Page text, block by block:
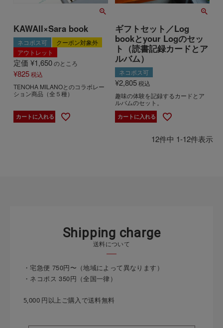
KAWAII×Sara book
ネコポス可
クーポン対象外
アウトレット
定価 ¥1,650のところ
¥825税込
TENOHA MILANOとのコラボレー
ション商品（全５種）
カートに入れる
ギフトセット／Log
bookとyour Logのセッ
ト（読書記録カードとア
ルバム）
ネコポス可
¥2,805税込
趣味の体験を記録するカードとア
ルバムのセット。
カートに入れる
12件中 1-12件表示
Shipping charge
送料について
・宅急便 750円〜（地域によって異なります）
・ネコポス 350円（全国一律）
5,000 円以上ご購入で送料無料